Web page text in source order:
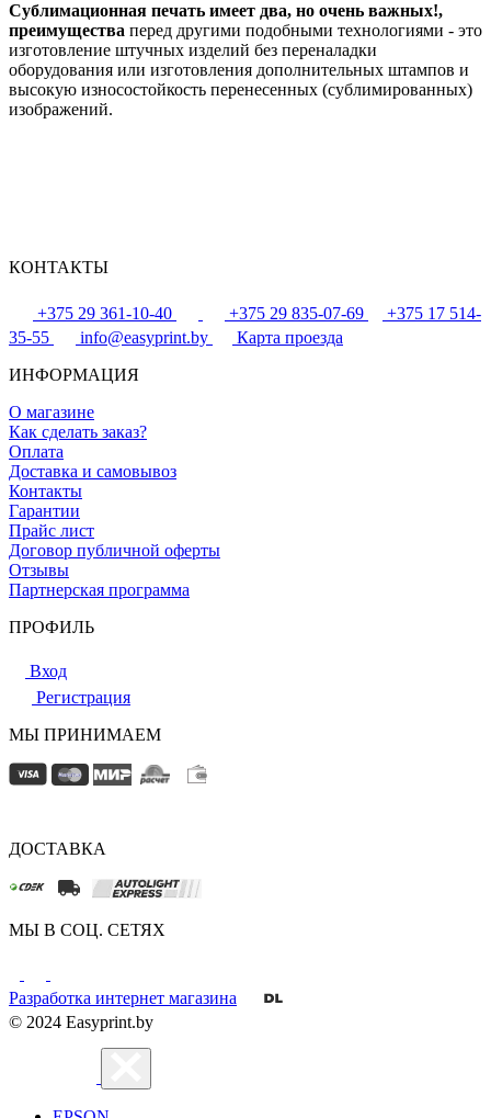
Сублимационная печать имеет два, но очень важных!,
преимущества перед другими подобными технологиями - это
изготовление штучных изделий без переналадки
оборудования или изготовления дополнительных штампов и
высокую износостойкость перенесенных (сублимированных)
изображений.
КОНТАКТЫ
+375 29 361-10-40 +375 29 835-07-69
+375 17 514-
35-55
info@easyprint.by
Карта проезда
ИНФОРМАЦИЯ
О магазине
Как сделать заказ?
Оплата
Доставка и самовывоз
Контакты
Гарантии
Прайс лист
Договор публичной оферты
Отзывы
Партнерская программа
ПРОФИЛЬ
Вход
Регистрация
МЫ ПРИНИМАЕМ
ДОСТАВКА
МЫ В СОЦ. СЕТЯХ
Разработка интернет магазина
© 2024 Easyprint.by